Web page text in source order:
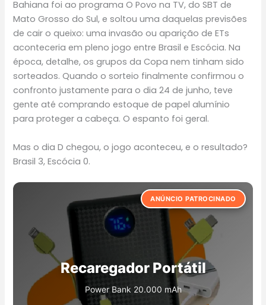
Bahiana foi ao programa O Povo na TV, do SBT de
Mato Grosso do Sul, e soltou uma daquelas previsões
de cair o queixo: uma invasão ou aparição de ETs
aconteceria em pleno jogo entre Brasil e Escócia. Na
época, detalhe, os grupos da Copa nem tinham sido
sorteados. Quando o sorteio finalmente confirmou o
confronto justamente para o dia 24 de junho, teve
gente até comprando estoque de papel alumínio
para proteger a cabeça. O espanto foi geral.
Mas o dia D chegou, o jogo aconteceu, e o resultado?
Brasil 3, Escócia 0.
Capacete
Disponível e varias cores e tamanhos
ANÚNCIO PATROCINADO
Recaregador Portátil
Power Bank 20.000 mAh
Creatina Monohidratada
Growth Suplementos 100g, 130g, 250g, 300g.
Caixa de Som Bluetooth
Produto a prova d\'água e muito potente